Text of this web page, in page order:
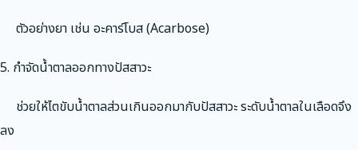
ตัวอย่างยา เช่น อะคาร์โบส (Acarbose)
5. กำจัดน้ำตาลออกทางปัสสาวะ
ช่วยให้ไตขับน้ำตาลส่วนเกินออกมากับปัสสาวะ ระดับน้ำตาลในเลือดจึง
ลง